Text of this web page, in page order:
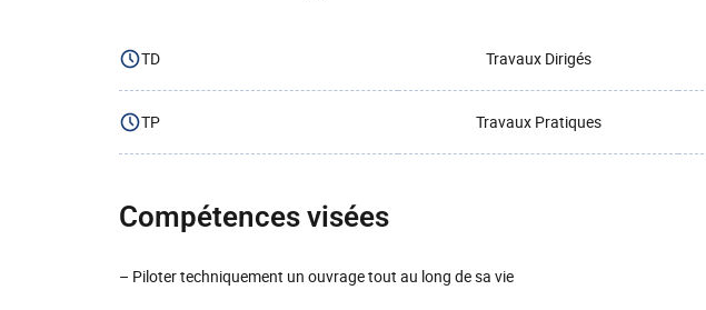
TD Travaux Dirigés
TP Travaux Pratiques
Compétences visées
– Piloter techniquement un ouvrage tout au long de sa vie